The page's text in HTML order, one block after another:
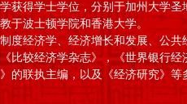
得学士学位，分别于加州大学圣
于波士顿学院和香港大学。
度经济学、经济增长和发展、公共
比较经济学杂志》，《世界银行
的联执主编，以及《经济研究》等